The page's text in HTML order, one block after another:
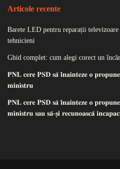
Articole recente
Barete LED pentru reparații
tehnicieni
Ghid complet: cum alegi corect un
𝐏𝐍𝐋 𝐜𝐞𝐫𝐞 𝐏𝐒𝐃 𝐬𝐚̆ 𝐢̂𝐧𝐚𝐢𝐧𝐭𝐞𝐳𝐞 𝐨
𝐦𝐢𝐧𝐢𝐬𝐭𝐫𝐮
𝐏𝐍𝐋 𝐜𝐞𝐫𝐞 𝐏𝐒𝐃 𝐬𝐚̆ 𝐢̂𝐧𝐚𝐢𝐧𝐭𝐞𝐳𝐞 𝐨
𝐦𝐢𝐧𝐢𝐬𝐭𝐫𝐮 𝐬𝐚𝐮 𝐬𝐚̆-𝐬̦𝐢 𝐫𝐞𝐜𝐮𝐧𝐨𝐚𝐬𝐜𝐚̆